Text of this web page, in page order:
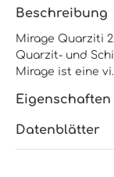
Beschreibung
Mirage Quarziti
Quarzit- und
Mirage ist eine
Eigenschaften
Datenblätter